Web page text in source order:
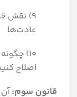
۹) نقش
عادت‌ها
۱۰)
اصلاح
قانون سوم: